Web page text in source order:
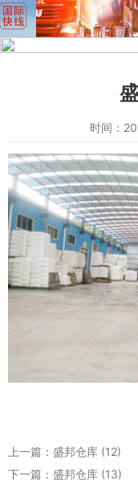
时间：
上一篇： 盛邦仓库 (12)
下一篇： 盛邦仓库 (13)